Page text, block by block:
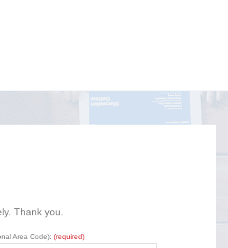
Thank you.
Area Code): (required)